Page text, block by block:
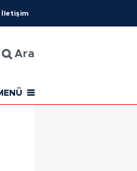
İletişim
Ara
SAĞLIK